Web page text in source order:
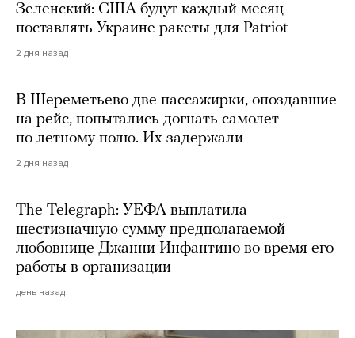
Зеленский: США будут каждый месяц
поставлять Украине ракеты для Patriot
2 дня назад
В Шереметьево две пассажирки, опоздавшие
на рейс, попытались догнать самолет
по летному полю. Их задержали
2 дня назад
The Telegraph: УЕФА выплатила
шестизначную сумму предполагаемой
любовнице Джанни Инфантино во время его
работы в организации
день назад